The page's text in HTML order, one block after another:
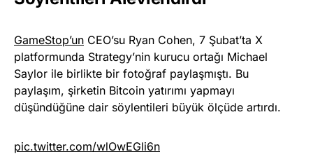
GameStop’un CEO’su Ryan Cohen, 7 Şubat’ta X
platformunda Strategy’nin kurucu ortağı Michael
Saylor ile birlikte bir fotoğraf paylaşmıştı. Bu
paylaşım, şirketin Bitcoin yatırımı yapmayı
düşündüğüne dair söylentileri büyük ölçüde artırdı.
pic.twitter.com/wlOwEGli6n